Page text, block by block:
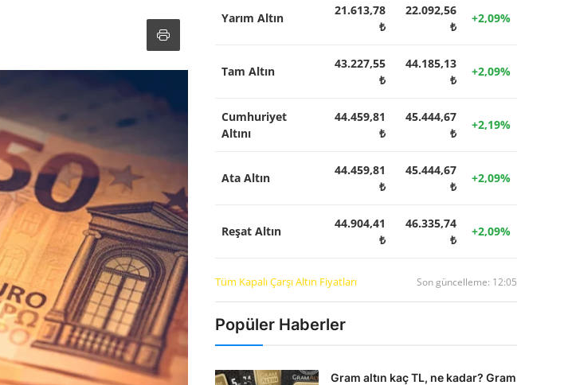
Yarım Altın
21.613,78
₺
22.092,56
₺
+2,09%
Tam Altın
43.227,55
₺
44.185,13
₺
+2,09%
Cumhuriyet
Altını
44.459,81
₺
45.444,67
₺
+2,19%
Ata Altın
44.459,81
₺
45.444,67
₺
+2,09%
Reşat Altın
44.904,41
₺
46.335,74
₺
+2,09%
Tüm Kapalı Çarşı Altın Fiyatları Son güncelleme: 12:05
Popüler Haberler
Gram altın kaç TL, ne kadar? Gram